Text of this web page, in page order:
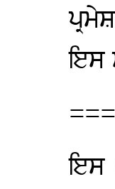
ਇਸ
ਇਸ